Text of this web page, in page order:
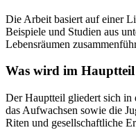
Die Arbeit basiert auf einer
Beispiele und Studien aus
Lebensräumen
Was wird im
Der Hauptteil gliedert sich in
das Aufwachsen sowie die
Riten und gesellschaftliche